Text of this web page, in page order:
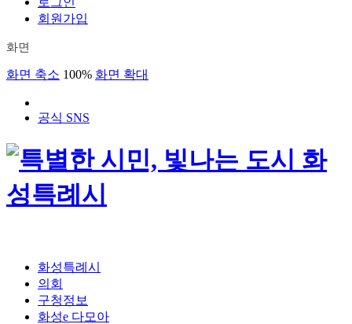
회원가입
화면
화면 축소 100% 화면 확대
공식 SNS
화성특례시
의회
구청정보
화성e 다모아